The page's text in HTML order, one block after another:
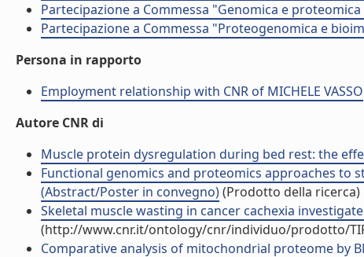
Partecipazione a Commessa "Genomica e proteomica
Partecipazione a Commessa "Proteogenomica e
Persona in rapporto
Employment relationship with CNR of MICHELE VASSO
Autore CNR di
Muscle protein dysregulation during bed rest: the
Functional genomics and proteomics approaches to
(Abstract/Poster in convegno)(Prodotto della ricerca)
Skeletal muscle wasting in cancer cachexia
(http://www.cnr.it/ontology/cnr/individuo/prodotto/
Comparative analysis of mitochondrial proteome by